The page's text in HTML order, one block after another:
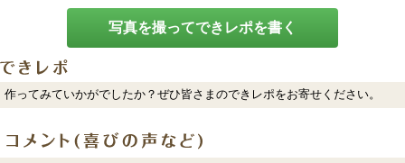
写真を撮ってできレポを書く
作ってみていかがでしたか？ぜひ皆さまのできレポをお寄せください。